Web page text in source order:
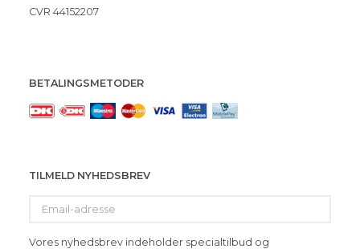
CVR 44152207
BETALINGSMETODER
TILMELD NYHEDSBREV
adresse
Vores nyhedsbrev indeholder specialtilbud og